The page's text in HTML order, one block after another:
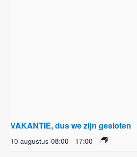
VAKANTIE, dus we zijn gesloten
10 augustus-08:00 - 17:00